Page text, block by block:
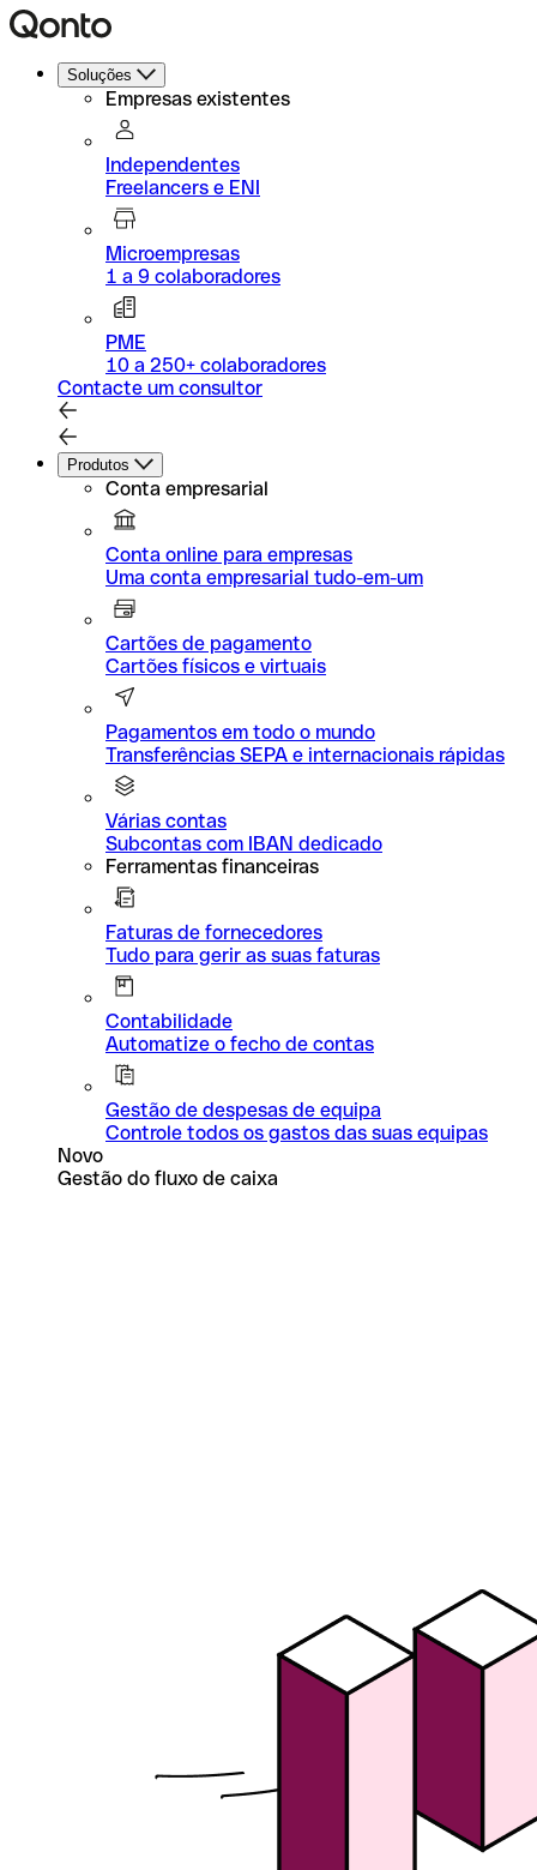
Soluções
Empresas existentes
Independentes
Freelancers e ENI
Microempresas
1 a 9 colaboradores
PME
10 a 250+ colaboradores
Contacte um consultor
Produtos
Conta empresarial
Conta online para empresas
Uma conta empresarial tudo-em-um
Cartões de pagamento
Cartões físicos e virtuais
Pagamentos em todo o mundo
Transferências SEPA e internacionais rápidas
Várias contas
Subcontas com IBAN dedicado
Ferramentas financeiras
Faturas de fornecedores
Tudo para gerir as suas faturas
Contabilidade
Automatize o fecho de contas
Gestão de despesas de equipa
Controle todos os gastos das suas equipas
Novo
Gestão do fluxo de caixa